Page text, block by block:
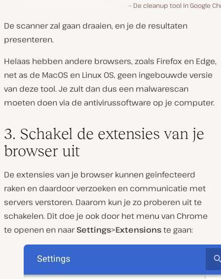
De cleanup tool in Google
De scanner zal gaan draaien, en je de resultaten
presenteren.
Helaas hebben andere browsers, zoals Firefox en Edge,
net as de MacOS en Linux OS, geen ingebouwde versie
van deze tool. Je zult dan dus een malwarescan
moeten doen via de antivirussoftware op je computer.
3. Schakel de extensies van je
browser uit
De extensies van je browser kunnen geïnfecteerd
raken en daardoor verzoeken en communicatie met
servers verstoren. Daarom kun je zo proberen uit te
schakelen. Dit doe je ook door het menu van Chrome
te openen en naarSettings>Extensionste gaan: